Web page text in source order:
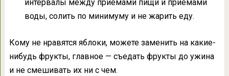
интервалы между приемами пищи и приемами
воды, солить по минимуму и не жарить еду.
Кому не нравятся яблоки, можете заменить на какие-
нибудь фрукты, главное — съедать фрукты до ужина
и не смешивать их ни с чем.